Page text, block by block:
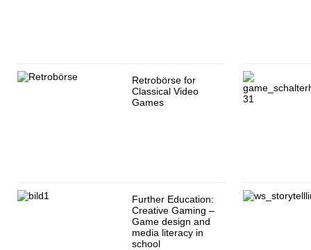
Retrobörse for
Classical Video
Games
Further Education:
Creative Gaming –
Game design and
media literacy in
school